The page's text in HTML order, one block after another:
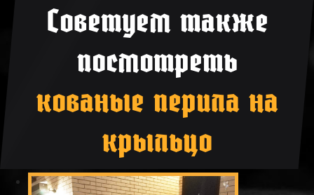
Советуем также
посмотреть
кованые перила на
крыльцо